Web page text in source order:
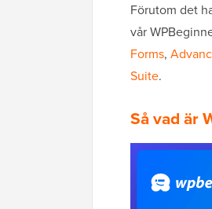
Förutom det
vår
Forms,
Suite.
Så vad är